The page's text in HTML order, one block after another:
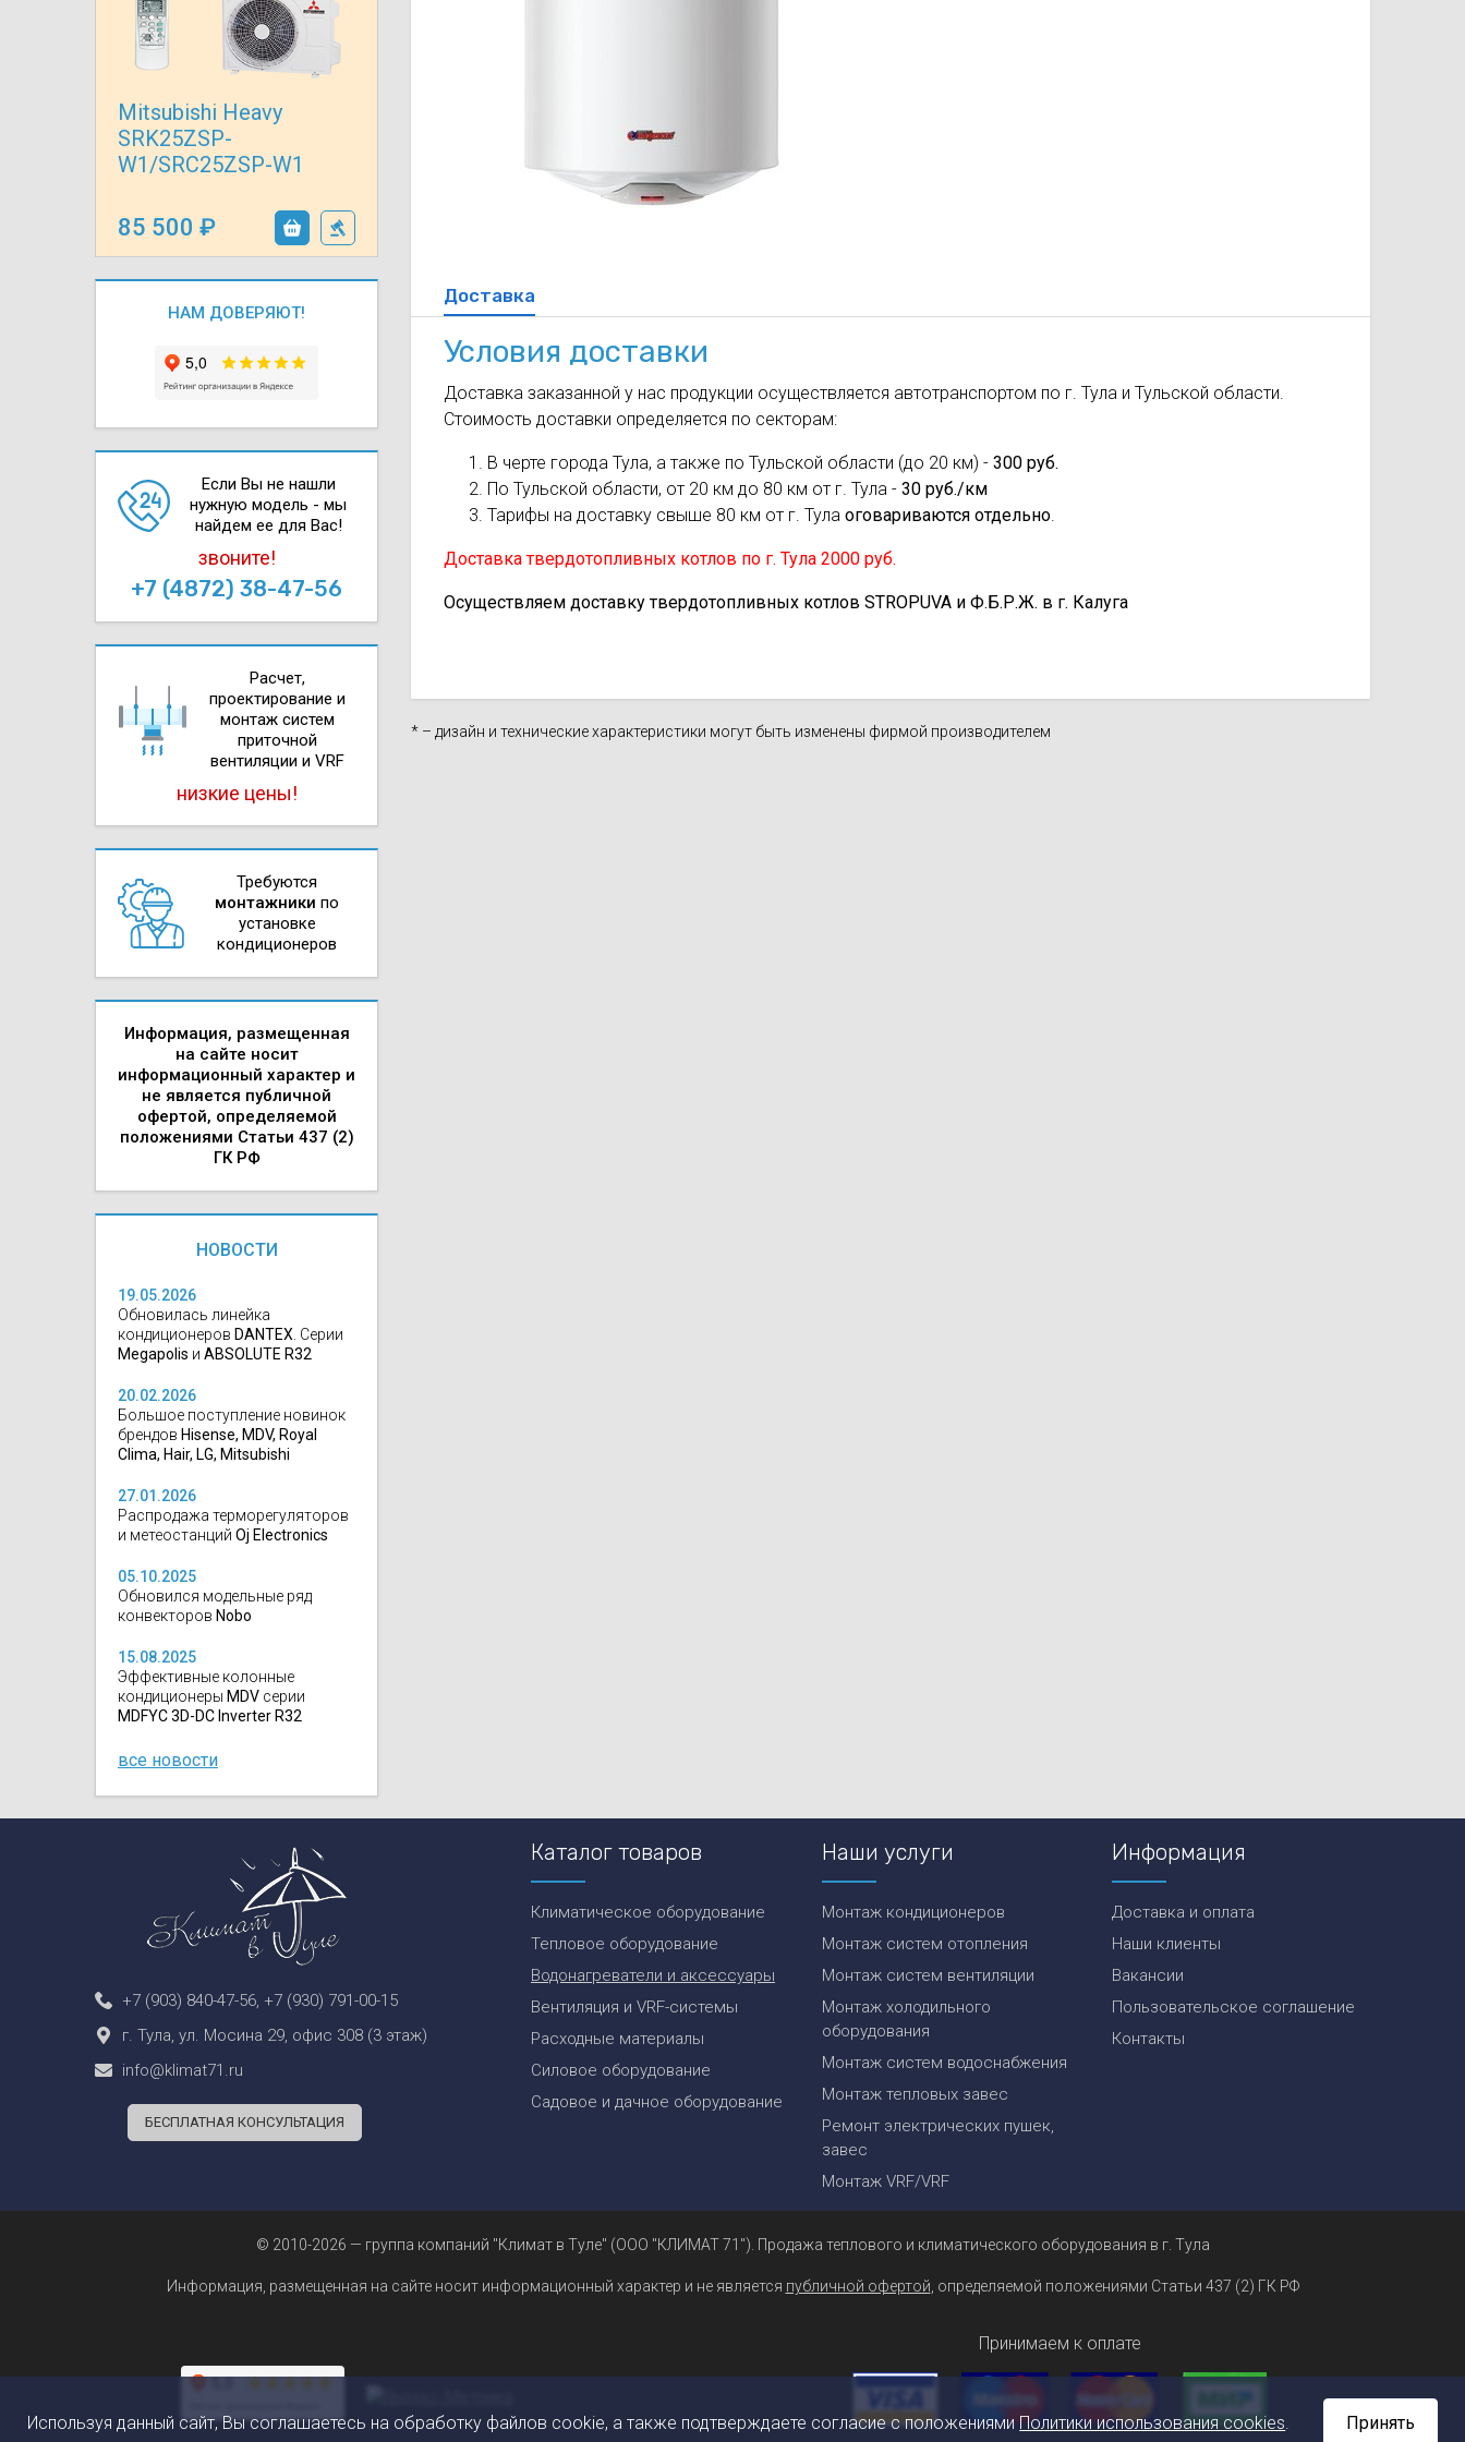
Mitsubishi Heavy
SRK25ZSP-
W1/SRC25ZSP-W1
85 500
НАМ ДОВЕРЯЮТ!
Если Вы не нашли
нужную модель - мы
найдем ее для Вас!
звоните!
+7 (4872) 38-47-56
Расчет,
проектирова­ние и
монтаж систем
приточной
вентиляции и VRF
низкие цены!
Требуются
монтажники по
установке
кондиционеров
Информация, размещенная
на сайте носит
информационный характер и
не является публичной
офертой, определяемой
положениями Статьи 437 (2)
ГК РФ
НОВОСТИ
19.05.2026
Обновилась линейка
кондиционеров DANTEX. Серии
Megapolis и ABSOLUTE R32
20.02.2026
Большое поступление новинок
брендов Hisense, MDV, Royal
Clima, Hair, LG, Mitsubishi
27.01.2026
Распродажа терморегуляторов
и метеостанций Oj Electronics
05.10.2025
Обновился модельные ряд
конвекторов Nobo
15.08.2025
Эффективные колонные
кондиционеры MDV серии
MDFYC 3D-DC Inverter R32
все новости
Доставка
Условия доставки
Доставка заказанной у нас продукции осуществляется автотранспортом по г. Тула и Тульской области.
Стоимость доставки определяется по секторам:
В черте города Тула, а также по Тульской области (до 20 км) - 300 руб.
По Тульской области, от 20 км до 80 км от г. Тула - 30 руб./км
Тарифы на доставку свыше 80 км от г. Тула оговариваются отдельно.
Доставка твердотопливных котлов по г. Тула 2000 руб.
Осуществляем доставку твердотопливных котлов STROPUVA и Ф.Б.Р.Ж. в г. Калуга
* – дизайн и технические характеристики могут быть изменены фирмой производителем
+7 (903) 840-47-56, +7 (930) 791-00-15
г. Тула, ул. Мосина 29, офис 308 (3 этаж)
info@klimat71.ru
БЕСПЛАТНАЯ КОНСУЛЬТАЦИЯ
Каталог товаров
Климатическое оборудование
Тепловое оборудование
Водонагреватели и аксессуары
Вентиляция и VRF-системы
Расходные материалы
Силовое оборудование
Садовое и дачное оборудование
Наши услуги
Монтаж кондиционеров
Монтаж систем отопления
Монтаж систем вентиляции
Монтаж холодильного
оборудования
Монтаж систем водоснабжения
Монтаж тепловых завес
Ремонт электрических пушек,
завес
Монтаж VRF/VRF
Информация
Доставка и оплата
Наши клиенты
Вакансии
Пользовательское соглашение
Контакты
© 2010-2026 — группа компаний "Климат в Туле" (ООО "КЛИМАТ 71"). Продажа теплового и климатического оборудования в г. Тула
Информация, размещенная на сайте носит информационный характер и не является публичной офертой, определяемой положениями Статьи 437 (2) ГК РФ
Принимаем к оплате
Используя данный сайт, Вы соглашаетесь на обработку файлов cookie, а также подтверждаете согласие с положениямиПолитики использования cookies. Принять